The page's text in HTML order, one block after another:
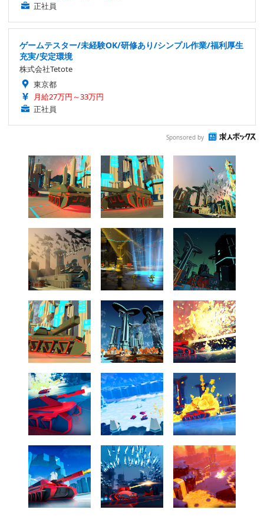
正社員
ゲームテスター/未経験OK/研修あり/シンプル作業/福利厚生
充実/安定環境
株式会社Tetote
東京都
月給27万円～33万円
正社員
Sponsored by